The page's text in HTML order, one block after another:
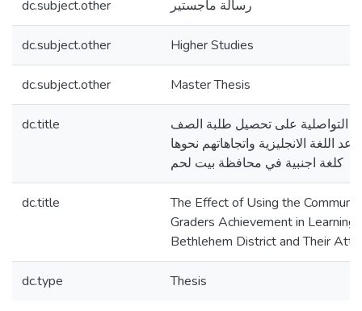
dc.subject.other رسالة ماجستير
dc.subject.other Higher Studies
dc.subject.other Master Thesis
dc.title
التواصلية على تحصيل طلبة الصف
اللغة الانجليزية واتجاهاتهم نحوها
كلغة اجنبية في محافظة بيت لحم
dc.title
The Effect of Using the
Graders Achievement in Learning
Bethlehem District and Their
dc.type Thesis